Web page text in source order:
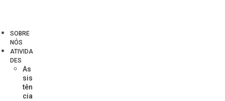
SOBRE
NÓS
ATIVIDA
DES
As
sis
tên
cia